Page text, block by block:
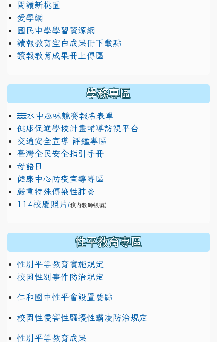
閱讀新桃園
愛學網
國民中學學習資源網
讀報教育空白成果冊下載點
讀報教育成果冊上傳區
學務專區
水中趣味競賽報名表單
健康促進學校計畫輔導訪視平台
交通安全宣導 評鑑專區
臺灣全民安全指引手冊
母語日
健康中心防疫宣導專區
嚴重特殊傳染性肺炎
114校慶照片 (校內教師帳號)
性平教育專區
性別平等教育實施規定
校園性別事件防治規定
仁和國中性平會設置要點
校園性侵害性騷擾性霸凌防治規定
性別平等教育成果